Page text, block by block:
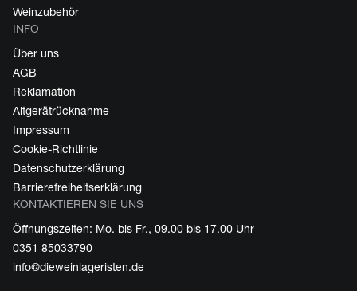
Weinzubehör
INFO
Über uns
AGB
Reklamation
Altgerätrücknahme
Impressum
Cookie-Richtlinie
Datenschutzerklärung
Barrierefreiheitserklärung
KONTAKTIEREN SIE UNS
Öffnungszeiten: Mo. bis Fr., 09.00 bis 17.00 Uhr
0351 85033790
info@dieweinlageristen.de